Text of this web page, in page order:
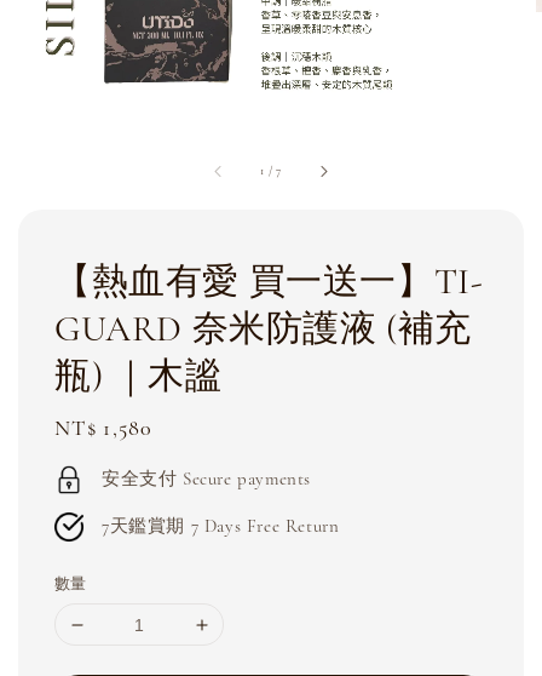
1 /7
【熱血有愛 買一送一】TI-
GUARD 奈米防護液 (補充
瓶) ｜木謐
Regular
price
NT$ 1,580
安全支付 Secure payments
7天鑑賞期 7 Days Free Return
數量